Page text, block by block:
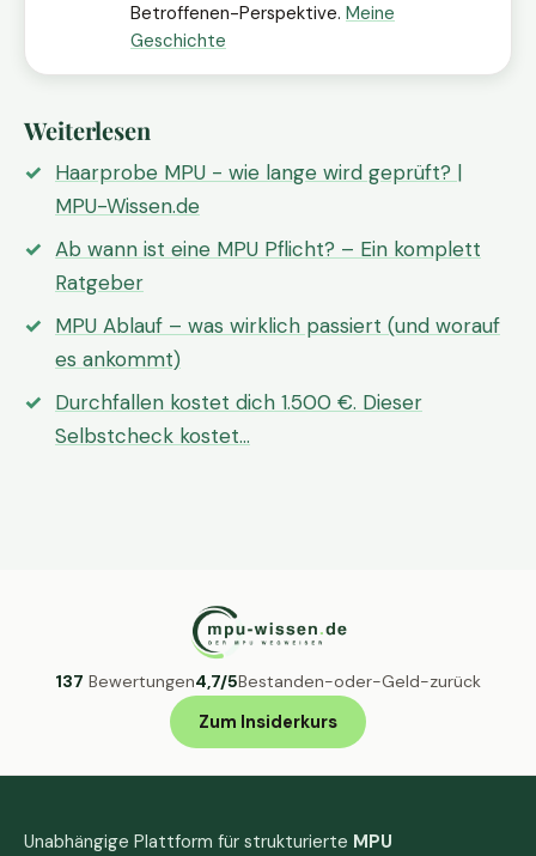
Betroffenen-Perspektive. Meine
Geschichte
Weiterlesen
Haarprobe MPU - wie lange wird geprüft? |
MPU-Wissen.de
Ab wann ist eine MPU Pflicht? – Ein komplett
Ratgeber
MPU Ablauf – was wirklich passiert (und worauf
es ankommt)
Durchfallen kostet dich 1.500 €. Dieser
Selbstcheck kostet…
137 Bewertungen4,7/5Bestanden-oder-Geld-zurück
Zum Insiderkurs
Unabhängige Plattform für strukturierte MPU